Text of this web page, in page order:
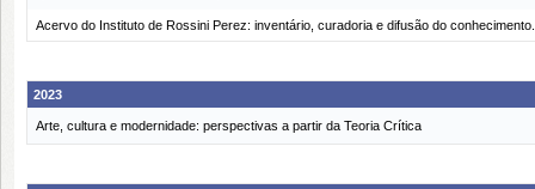
Acervo do Instituto de Rossini Perez: inventário, curadoria e difusão do conhecimento.
2023
Arte, cultura e modernidade: perspectivas a partir da Teoria Crítica